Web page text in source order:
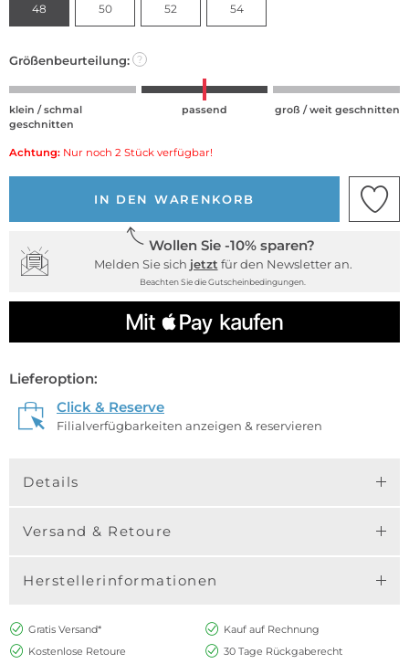
48 50 52 54
Größenbeurteilung: ?
klein / schmal
geschnitten
passend groß / weit geschnitten
Achtung: Nur noch 2 Stück verfügbar!
IN DEN WARENKORB
Wollen Sie -10% sparen?
Melden Sie sich jetzt für den Newsletter an.
Beachten Sie die Gutscheinbedingungen.
Lieferoption:
Click & Reserve
Filialverfügbarkeiten anzeigen & reservieren
Details
Versand & Retoure
Herstellerinformationen
Gratis Versand*
Kauf auf Rechnung
Kostenlose Retoure
30 Tage Rückgaberecht